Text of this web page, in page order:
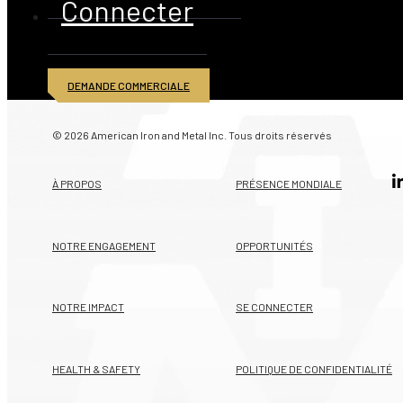
Connecter
DEMANDE COMMERCIALE
© 2026 American Iron and Metal Inc. Tous droits réservés
À PROPOS
NOTRE ENGAGEMENT
NOTRE IMPACT
HEALTH & SAFETY
PRÉSENCE MONDIALE
OPPORTUNITÉS
SE CONNECTER
POLITIQUE DE CONFIDENTIALITÉ